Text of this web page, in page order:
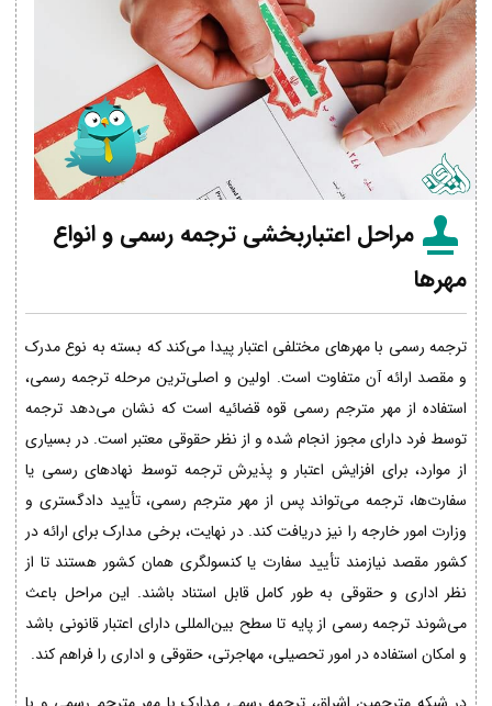
مراحل اعتباربخشی ترجمه رسمی و انواع
مهرها
ترجمه رسمی با مهرهای مختلفی اعتبار پیدا می‌کند که بسته به نوع مدرک
و مقصد ارائه آن متفاوت است. اولین و اصلی‌ترین مرحله ترجمه رسمی،
استفاده از مهر مترجم رسمی قوه قضائیه است که نشان می‌دهد ترجمه
توسط فرد دارای مجوز انجام شده و از نظر حقوقی معتبر است. در بسیاری
از موارد، برای افزایش اعتبار و پذیرش ترجمه توسط نهادهای رسمی یا
سفارت‌ها، ترجمه می‌تواند پس از مهر مترجم رسمی، تأیید دادگستری و
وزارت امور خارجه را نیز دریافت کند. در نهایت، برخی مدارک برای ارائه در
کشور مقصد نیازمند تأیید سفارت یا کنسولگری همان کشور هستند تا از
نظر اداری و حقوقی به طور کامل قابل استناد باشند. این مراحل باعث
می‌شوند ترجمه رسمی از پایه تا سطح بین‌المللی دارای اعتبار قانونی باشد
و امکان استفاده در امور تحصیلی، مهاجرتی، حقوقی و اداری را فراهم کند.